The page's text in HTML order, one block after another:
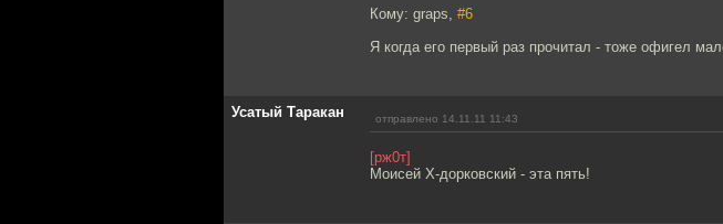
Кому: graps, #6
Я когда его первый раз прочитал - тоже офигел
Усатый Таракан отправлено 14.11.11 11:43
[рж0т]
Моисей Х-дорковский - эта пять!